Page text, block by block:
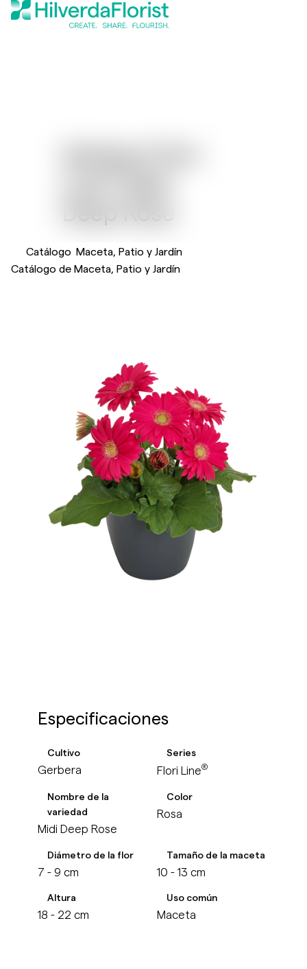
Catálogo Maceta, Patio y Jardín
Catálogo de Maceta, Patio y Jardín
Especificaciones
Cultivo
Gerbera
Series
Flori Line®
Nombre de la
variedad
Midi Deep Rose
Color
Rosa
Diámetro de la flor
7 - 9 cm
Tamaño de la maceta
10 - 13 cm
Altura
18 - 22 cm
Uso común
Maceta